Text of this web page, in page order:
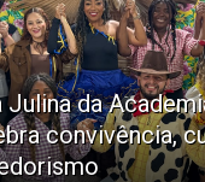
Julina da
convivência,